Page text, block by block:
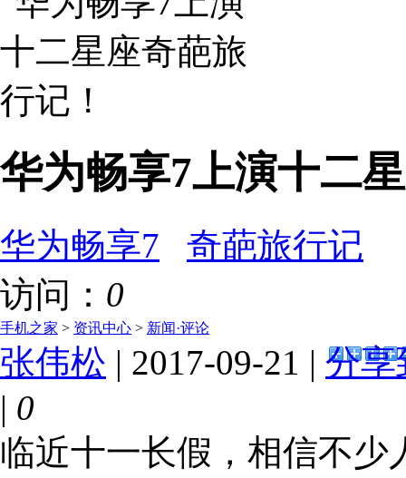
华为畅享7上演十二
华为畅享7
奇葩旅行记
访问： 0
手机之家 > 资讯中心 > 新闻·评论
张伟松 | 2017-09-21 | 分享
| 0
临近十一长假，相信不